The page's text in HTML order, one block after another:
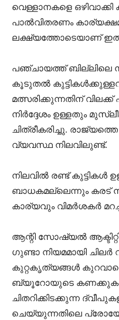
വെള്ളാനകളെ
പാല്‍വിതരണം
ലക്ഷ്യത്തോടെയാണ്
പഞ്ചായത്ത് ബില്ലിലെ
കൂടുതല്‍
മത്സരിക്കുന്നതിന്
നിര്‍ദ്ദേശം ഉള്ളതും
ചിത്രീകരിച്ചു.
വ്യവസ്ഥ നിലവിലുണ്ട്.
നിലവില്‍ രണ്ട് കുട്ടികള്‍
ബാധകമല്ലെന്നും കരട്
കാര്യവും വിമര്‍ശകര്‍
ആന്റി സോഷ്യല്‍
ഗുണ്ടാ നിയമമായി ചിലര്‍
കുറ്റകൃത്യങ്ങള്‍
ബ്യൂറോയുടെ കണക്കുകള്‍
ചിതറിക്കിടക്കുന്ന
ചെയ്യുന്നതിലെ